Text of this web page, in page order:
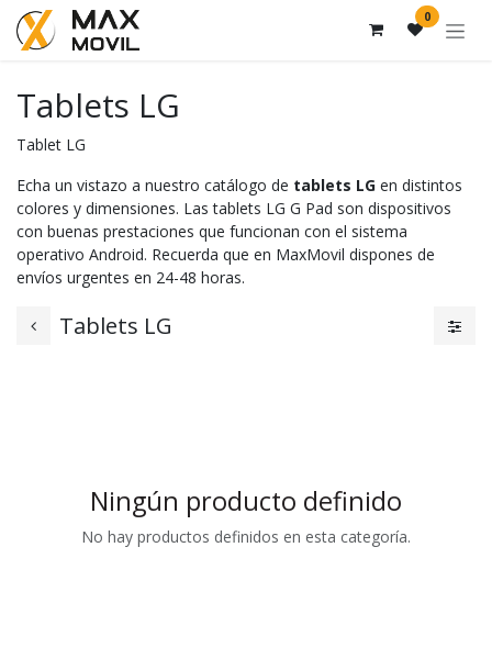
Ir al contenido 0
Tablets LG
Tablet LG
Echa un vistazo a nuestro catálogo de tablets LG en distintos
colores y dimensiones. Las tablets LG G Pad son dispositivos
con buenas prestaciones que funcionan con el sistema
operativo Android. Recuerda que en MaxMovil dispones de
envíos urgentes en 24-48 horas.
Tablets LG
Ningún producto definido
No hay productos definidos en esta categoría.